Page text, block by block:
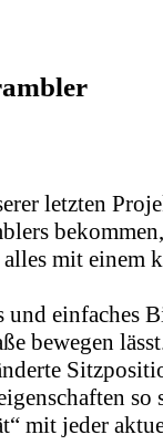
letzten
mit einem
einfaches
bewegen
so
mit jeder